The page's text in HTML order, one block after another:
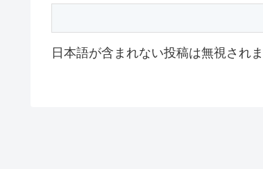
日本語が含まれない投稿は無視され